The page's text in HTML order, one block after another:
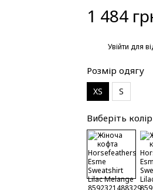
1 484
Увійти для
Розмір одягу
XS S
Виберіть колір